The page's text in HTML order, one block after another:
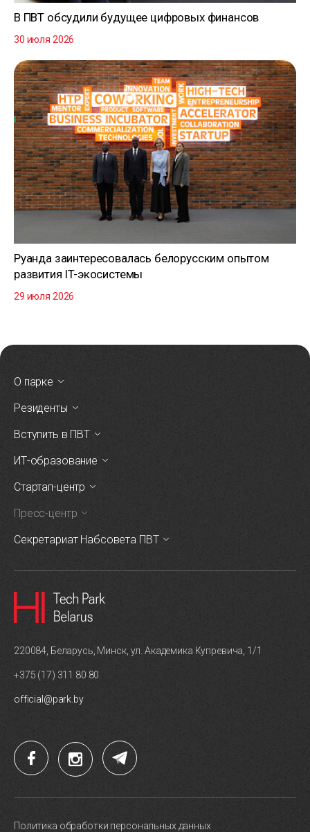
В ПВТ обсудили будущее цифровых финансов
30 июля 2026
Руанда заинтересовалась белорусским опытом
развития IT-экосистемы
29 июля 2026
О парке
Резиденты
Вступить в ПВТ
ИТ-образование
Стартап-центр
Пресс-центр
Секретариат Набсовета ПВТ
220084, Беларусь, Минск, ул. Академика Купревича, 1/1
+375 (17) 311 80 80
official@park.by
Политика обработки персональных данных